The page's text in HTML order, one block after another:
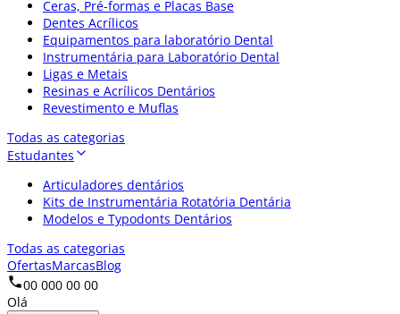
Ceras, Pré-formas e Placas Base
Dentes Acrílicos
Equipamentos para laboratório Dental
Instrumentária para Laboratório Dental
Ligas e Metais
Resinas e Acrílicos Dentários
Revestimento e Muflas
Todas as categorias
Estudantes
Articuladores dentários
Kits de Instrumentária Rotatória Dentária
Modelos e Typodonts Dentários
Todas as categorias
OfertasMarcasBlog
00 000 00 00
Olá